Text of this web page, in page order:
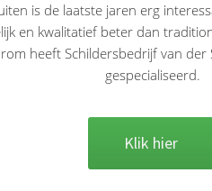
is de laatste jaren erg
en kwalitatief beter dan
heeft Schildersbedrijf van der
gespecialiseerd.
Klik hier